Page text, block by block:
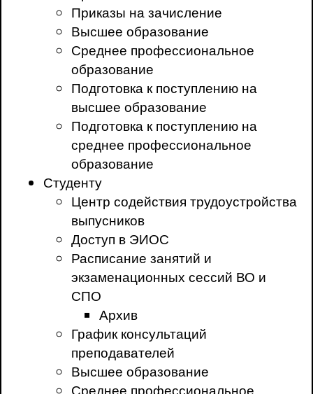
Приказы на зачисление
Высшее образование
Среднее профессиональное
образование
Подготовка к поступлению на
высшее образование
Подготовка к поступлению на
среднее профессиональное
образование
Студенту
Центр содействия трудоустройства
выпусников
Доступ в ЭИОС
Расписание занятий и
экзаменационных сессий ВО и
СПО
Архив
График консультаций
преподавателей
Высшее образование
Среднее профессиональное